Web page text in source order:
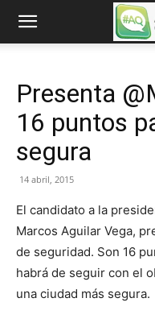
Presenta
16 puntos
segura
14 abril, 2015
El candidato a la
Marcos Aguilar Vega,
de seguridad. Son 16
habrá de seguir con el
una ciudad más segura.